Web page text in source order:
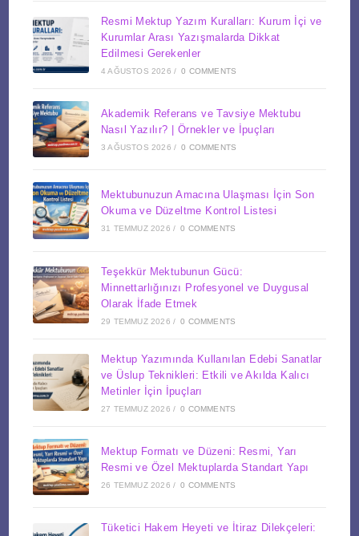
Resmi Mektup Yazım Kuralları: Kurum İçi ve
Kurumlar Arası Yazışmalarda Dikkat
Edilmesi Gerekenler
4 AĞUSTOS 2026 / 0 COMMENTS
Akademik Referans ve Tavsiye Mektubu
Nasıl Yazılır? | Örnekler ve İpuçları
3 AĞUSTOS 2026 / 0 COMMENTS
Mektubunuzun Amacına Ulaşması İçin Son
Okuma ve Düzeltme Kontrol Listesi
31 TEMMUZ 2026 / 0 COMMENTS
Teşekkür Mektubunun Gücü:
Minnettarlığınızı Profesyonel ve Duygusal
Olarak İfade Etmek
29 TEMMUZ 2026 / 0 COMMENTS
Mektup Yazımında Kullanılan Edebi Sanatlar
ve Üslup Teknikleri: Etkili ve Akılda Kalıcı
Metinler İçin İpuçları
27 TEMMUZ 2026 / 0 COMMENTS
Mektup Formatı ve Düzeni: Resmi, Yarı
Resmi ve Özel Mektuplarda Standart Yapı
26 TEMMUZ 2026 / 0 COMMENTS
Tüketici Hakem Heyeti ve İtiraz Dilekçeleri: